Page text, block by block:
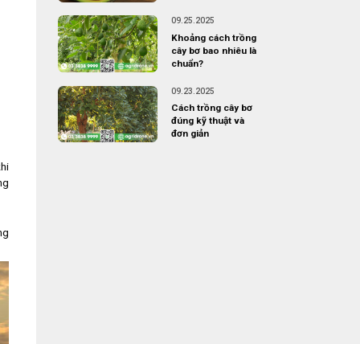
09.25.2025
Khoảng cách trồng
cây bơ bao nhiêu là
chuẩn?
09.23.2025
Cách trồng cây bơ
đúng kỹ thuật và
đơn giản